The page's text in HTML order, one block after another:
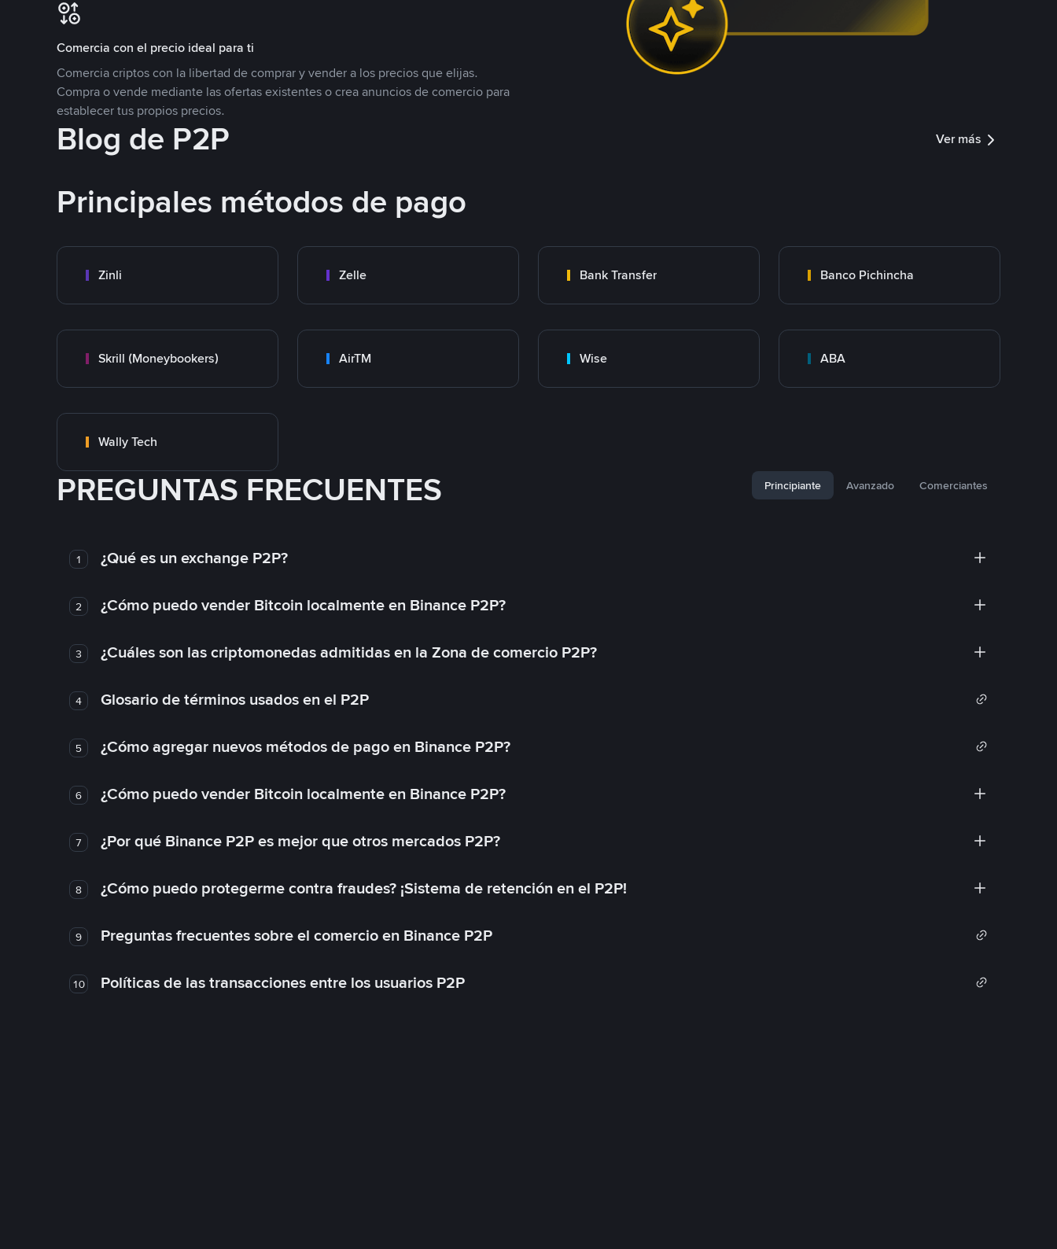
Comercia con el precio ideal para ti
Comercia criptos con la libertad de comprar y vender a los precios que elijas.
Compra o vende mediante las ofertas existentes o crea anuncios de comercio para
establecer tus propios precios.
Blog de P2P Ver más
Principales métodos de pago
Zinli Zelle Bank Transfer Banco Pichincha
Skrill (Moneybookers) AirTM Wise ABA
Wally Tech
PREGUNTAS FRECUENTES Principiante Avanzado Comerciantes
1 ¿Qué es un exchange P2P?
2 ¿Cómo puedo vender Bitcoin localmente en Binance P2P?
3 ¿Cuáles son las criptomonedas admitidas en la Zona de comercio P2P?
4 Glosario de términos usados en el P2P
5 ¿Cómo agregar nuevos métodos de pago en Binance P2P?
6 ¿Cómo puedo vender Bitcoin localmente en Binance P2P?
7 ¿Por qué Binance P2P es mejor que otros mercados P2P?
8 ¿Cómo puedo protegerme contra fraudes? ¡Sistema de retención en el P2P!
9 Preguntas frecuentes sobre el comercio en Binance P2P
10 Políticas de las transacciones entre los usuarios P2P